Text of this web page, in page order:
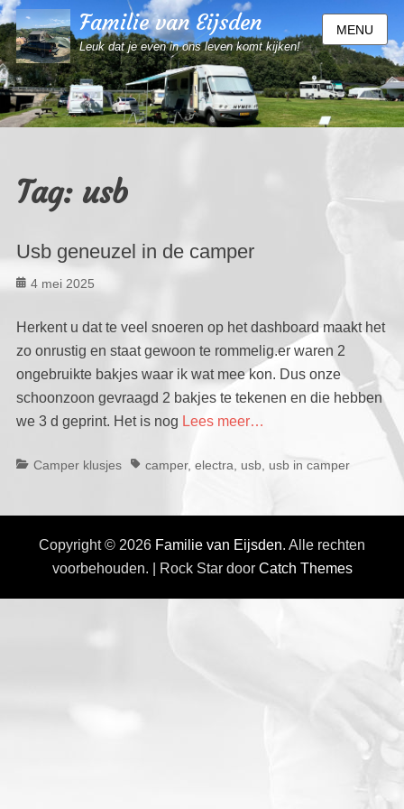
Familie van Eijsden
Leuk dat je even in ons leven komt kijken!
MENU
Tag: usb
Usb geneuzel in de camper
Geplaatst
4 mei 2025
Herkent u dat te veel snoeren op het dashboard maakt het
zo onrustig en staat gewoon te rommelig.er waren 2
ongebruikte bakjes waar ik wat mee kon. Dus onze
schoonzoon gevraagd 2 bakjes te tekenen en die hebben
we 3 d geprint. Het is nog Lees meer…
Categorieën
Camper klusjes Tagscamper, electra usb, usb in camper
Copyright © 2026 Familie van Eijsden. Alle rechten
voorbehouden. | Rock Star door Catch Themes